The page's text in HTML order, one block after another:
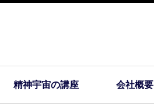
精神宇宙の講座 会社概要